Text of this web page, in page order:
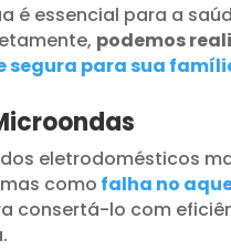
é essencial para a
podemos
segura para sua
eletrodomésticos
como falha no
consertá-lo com